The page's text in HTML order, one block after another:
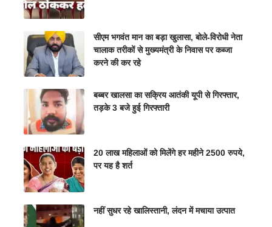
सीएम भगवंत मान का बड़ा खुलासा, बोले-विरोधी नेता
चालाक तरीकों से मुख्यमंत्री के निवास पर कब्जा
करने की कर रहे
बब्बर खालसा का सक्रिय आतंकी यूपी से गिरफ्तार,
तड़के 3 बजे हुई गिरफ्तारी
20 लाख महिलाओं को मिलेंगे हर महीने 2500 रुपये,
पर यह है शर्त
नहीं सुधर रहे खालिस्तानी, लंदन में मचाया उत्पात